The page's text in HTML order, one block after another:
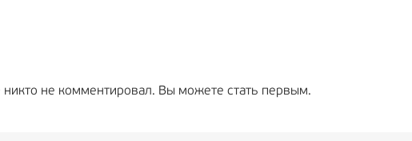
не комментировал. Вы можете стать первым.